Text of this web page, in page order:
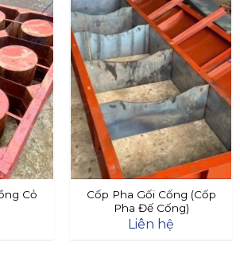
Cỏ
Cốp Pha Gối Cống (Cốp
Pha Đế Cống)
Liên hệ